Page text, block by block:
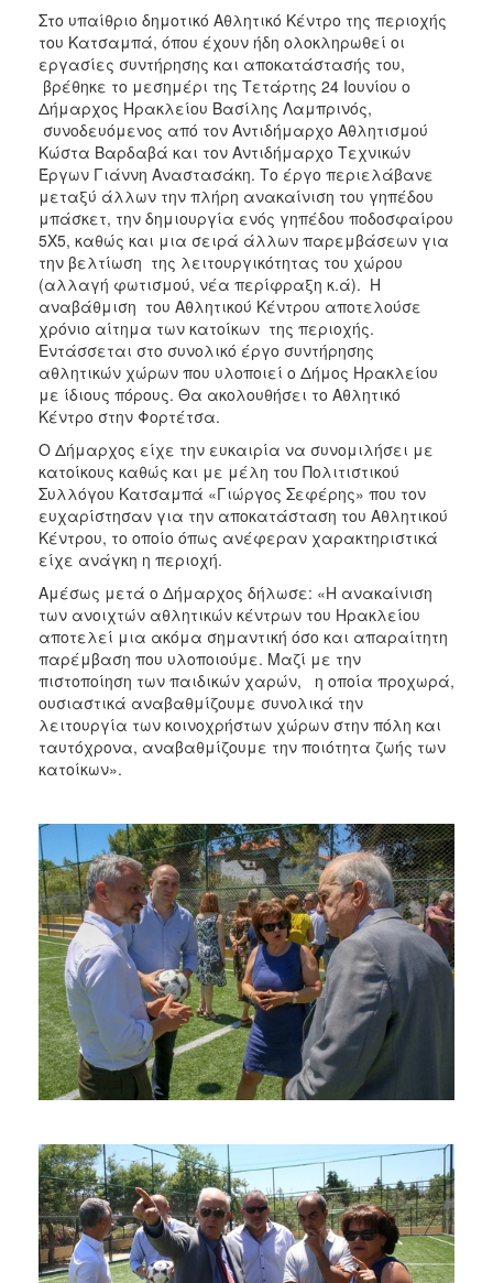
Στο υπαίθριο δημοτικό Αθλητικό Κέντρο της περιοχής
του Κατσαμπά, όπου έχουν ήδη ολοκληρωθεί οι
εργασίες συντήρησης και αποκατάστασής του,
βρέθηκε το μεσημέρι της Τετάρτης 24 Ιουνίου ο
Δήμαρχος Ηρακλείου Βασίλης Λαμπρινός,
συνοδευόμενος από τον Αντιδήμαρχο Αθλητισμού
Κώστα Βαρδαβά και τον Αντιδήμαρχο Τεχνικών
Έργων Γιάννη Αναστασάκη. Το έργο περιελάβανε
μεταξύ άλλων την πλήρη ανακαίνιση του γηπέδου
μπάσκετ, την δημιουργία ενός γηπέδου ποδοσφαίρου
5Χ5, καθώς και μια σειρά άλλων παρεμβάσεων για
την βελτίωση της λειτουργικότητας του χώρου
(αλλαγή φωτισμού, νέα περίφραξη κ.ά). Η
αναβάθμιση του Αθλητικού Κέντρου αποτελούσε
χρόνιο αίτημα των κατοίκων της περιοχής.
Εντάσσεται στο συνολικό έργο συντήρησης
αθλητικών χώρων που υλοποιεί ο Δήμος Ηρακλείου
με ίδιους πόρους. Θα ακολουθήσει το Αθλητικό
Κέντρο στην Φορτέτσα.
Ο Δήμαρχος είχε την ευκαιρία να συνομιλήσει με
κατοίκους καθώς και με μέλη του Πολιτιστικού
Συλλόγου Κατσαμπά «Γιώργος Σεφέρης» που τον
ευχαρίστησαν για την αποκατάσταση του Αθλητικού
Κέντρου, το οποίο όπως ανέφεραν χαρακτηριστικά
είχε ανάγκη η περιοχή.
Αμέσως μετά ο Δήμαρχος δήλωσε: «Η ανακαίνιση
των ανοιχτών αθλητικών κέντρων του Ηρακλείου
αποτελεί μια ακόμα σημαντική όσο και απαραίτητη
παρέμβαση που υλοποιούμε. Μαζί με την
πιστοποίηση των παιδικών χαρών, η οποία προχωρά,
ουσιαστικά αναβαθμίζουμε συνολικά την
λειτουργία των κοινοχρήστων χώρων στην πόλη και
ταυτόχρονα, αναβαθμίζουμε την ποιότητα ζωής των
κατοίκων».